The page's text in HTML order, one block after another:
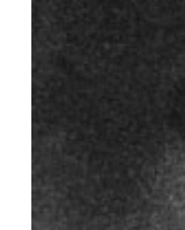
守備でもファンを熱